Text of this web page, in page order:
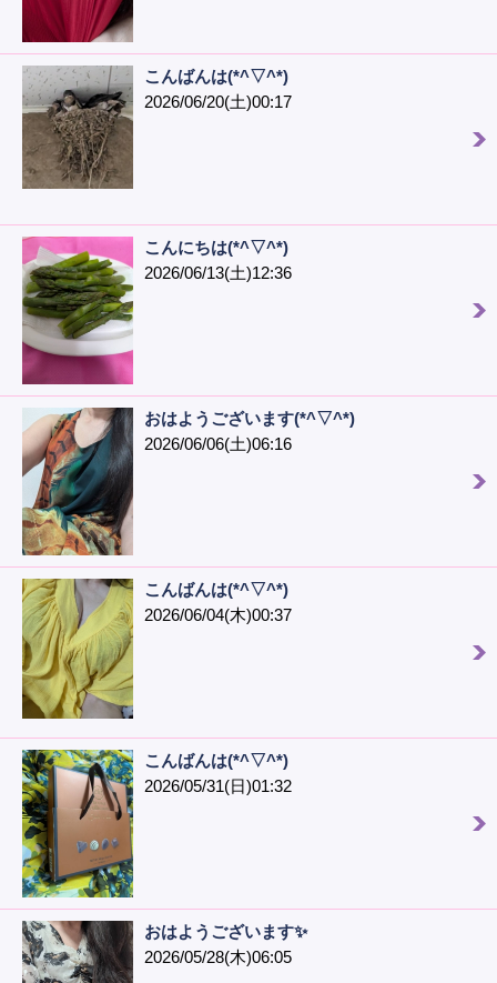
こんばんは(*^▽^*)
2026/06/20(土)00:17
こんにちは(*^▽^*)
2026/06/13(土)12:36
おはようございます(*^▽^*)
2026/06/06(土)06:16
こんばんは(*^▽^*)
2026/06/04(木)00:37
こんばんは(*^▽^*)
2026/05/31(日)01:32
おはようございます✨
2026/05/28(木)06:05